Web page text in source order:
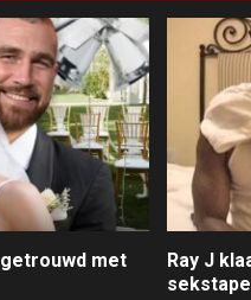
met
Ray J
sekstape